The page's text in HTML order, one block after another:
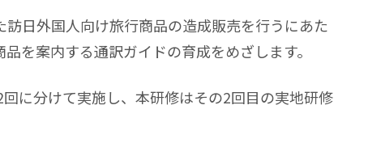
日外国人向け旅行商品の造成販売を行うにあた
を案内する通訳ガイドの育成をめざします。
に分けて実施し、本研修はその2回目の実地研修